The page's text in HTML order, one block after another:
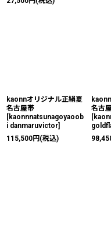
kaonnオリジナル正絹夏
名古屋帯
[kaonnnatsunagoyaoob
i danmaruvictor]
115,500円 (税込)
名古
[